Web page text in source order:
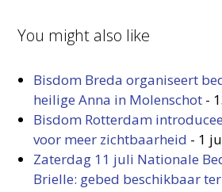
You might also like
Bisdom Breda organiseert
heilige Anna in Molenschot -
Bisdom Rotterdam
voor meer zichtbaarheid - 1
Zaterdag 11 juli Nationale
Brielle: gebed beschikbaar